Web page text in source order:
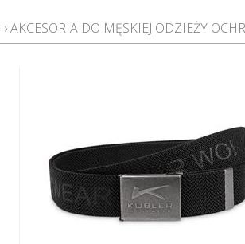
›AKCESORIA DO MĘSKIEJ ODZIEŻY